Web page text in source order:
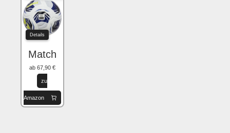
Details
Match
ab 67,90 €
zu
Amazon